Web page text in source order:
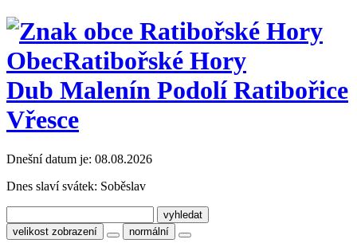
ObecRatibořské Hory
Dub Malenín Podolí Ratibořice
Vřesce
Dnešní datum je: 08.08.2026
Dnes slaví svátek: Soběslav
velikost zobrazení normální